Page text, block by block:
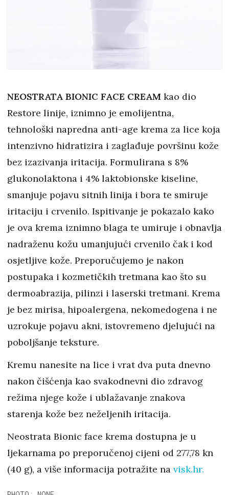
NEOSTRATA BIONIC FACE CREAM kao dio
Restore linije, iznimno je emolijentna,
tehnološki napredna anti-age krema za lice koja
intenzivno hidratizira i zaglađuje površinu kože
bez izazivanja iritacija. Formulirana s 8%
glukonolaktona i 4% laktobionske kiseline,
smanjuje pojavu sitnih linija i bora te smiruje
iritaciju i crvenilo. Ispitivanje je pokazalo kako
je ova krema iznimno blaga te umiruje i obnavlja
nadraženu kožu umanjujući crvenilo čak i kod
osjetljive kože. Preporučujemo je nakon
postupaka i kozmetičkih tretmana kao što su
dermoabrazija, pilinzi i laserski tretmani. Krema
je bez mirisa, hipoalergena, nekomedogena i ne
uzrokuje pojavu akni, istovremeno djelujući na
poboljšanje teksture.
Kremu nanesite na lice i vrat dva puta dnevno
nakon čišćenja kao svakodnevni dio zdravog
režima njege kože i ublažavanje znakova
starenja kože bez neželjenih iritacija.
Neostrata Bionic face krema dostupna je u
ljekarnama po preporučenoj cijeni od 277,78 kn
(40 g), a više informacija potražite na visk.hr.